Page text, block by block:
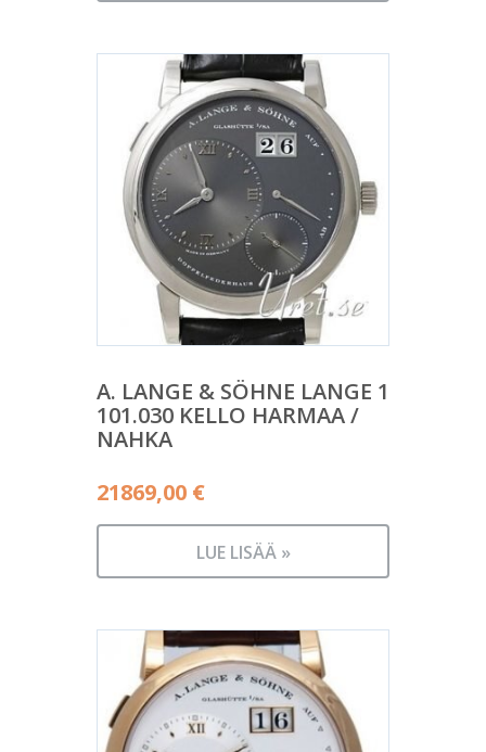
A. LANGE & SÖHNE LANGE 1
101.030 KELLO HARMAA /
NAHKA
21869,00 €
LUE LISÄÄ »